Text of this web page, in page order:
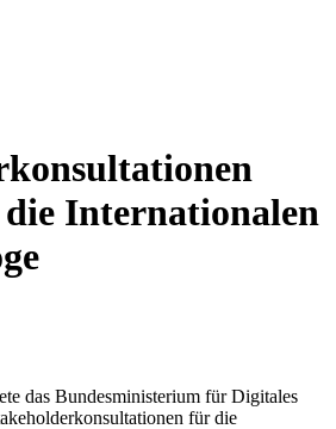
Internationalen
das Bundesministerium für Digitales
für die